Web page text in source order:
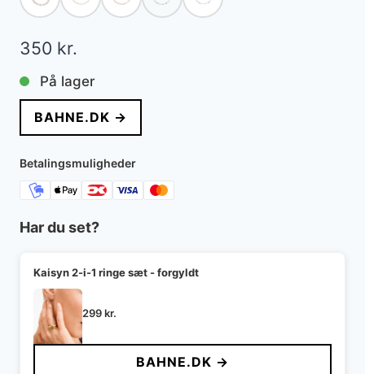
350 kr.
På lager
BAHNE.DK →
Betalingsmuligheder
Har du set?
Kaisyn 2-i-1 ringe sæt - forgyldt
299kr.
BAHNE.DK →